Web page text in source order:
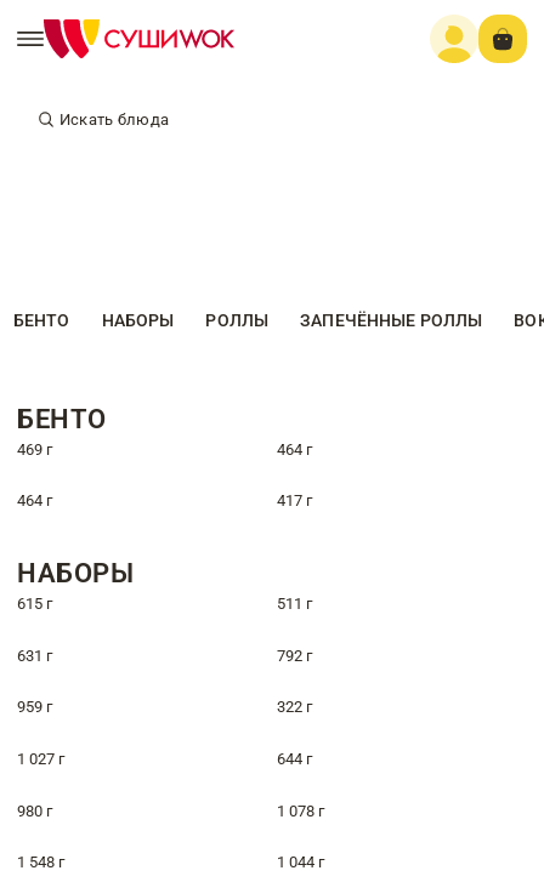
Искать блюда
БЕНТО НАБОРЫ РОЛЛЫ ЗАПЕЧЁННЫЕ РОЛЛЫ
БЕНТО
469 г 464 г
464 г 417 г
НАБОРЫ
615 г 511 г
631 г 792 г
959 г 322 г
1 027 г 644 г
980 г 1 078 г
1 548 г 1 044 г